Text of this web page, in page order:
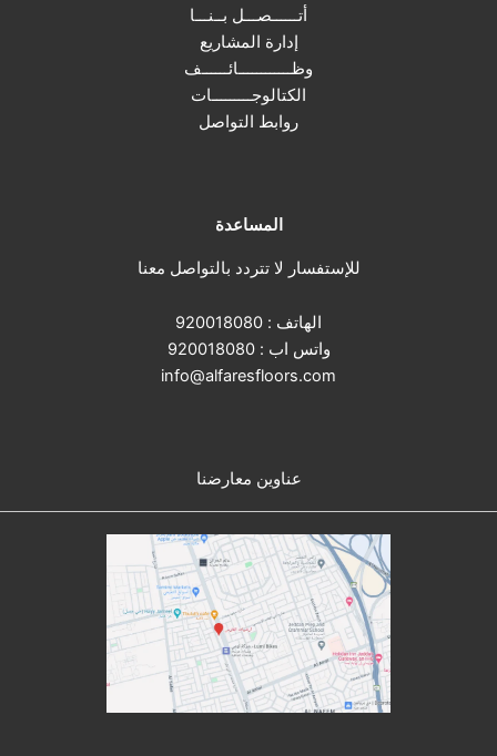
أتــــــصـــل بــنـــا
إدارة المشاريع
وظــــــــــــائــــــف
الكتالوجـــــــــات
روابط التواصل
المساعدة
للإستفسار لا تتردد بالتواصل معنا
الهاتف : 920018080
واتس اب :920018080
info@alfaresfloors.com
عناوين معارضنا